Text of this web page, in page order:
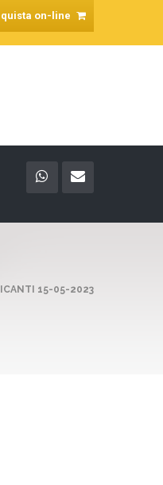
on-line
15-05-2023